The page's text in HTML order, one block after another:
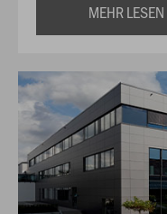
MEHR LESEN